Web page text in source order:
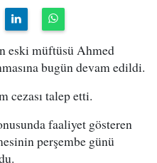
eski müftüsü Ahmed
bugün devam edildi.
cezası talep etti.
faaliyet gösteren
perşembe günü